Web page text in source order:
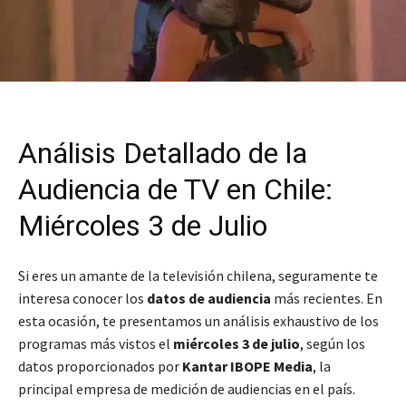
Análisis Detallado de la
Audiencia de TV en Chile:
Miércoles 3 de Julio
Si eres un amante de la televisión chilena, seguramente te
interesa conocer los datos de audiencia más recientes. En
esta ocasión, te presentamos un análisis exhaustivo de los
programas más vistos el miércoles 3 de julio, según los
datos proporcionados por Kantar IBOPE Media, la
principal empresa de medición de audiencias en el país.